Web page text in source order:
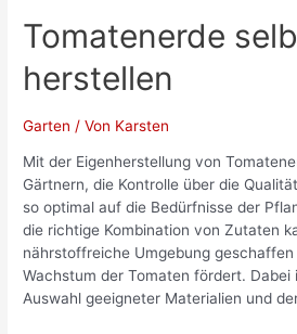
Tomatenerde
herstellen
Garten / Von Karsten
Mit der Eigenherstellung von
Gärtnern, die Kontrolle über die
so optimal auf die Bedürfnisse der
die richtige Kombination von Zutaten
nährstoffreiche Umgebung
Wachstum der Tomaten fördert.
Auswahl geeigneter Materialien und